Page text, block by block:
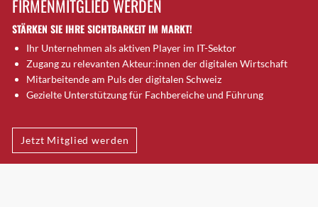
Brütten
Bubendorf
Bubikon
Buchs (SG)
Burgdorf
Bülach
Cazis
Cham
FIRMENMITGLIED WERDEN
STÄRKEN SIE IHRE SICHTBARKEIT IM MARKT!
Ihr Unternehmen als aktiven Player im IT-Sektor
Zugang zu relevanten Akteur:innen der digitalen Wirtschaft
Mitarbeitende am Puls der digitalen Schweiz
Gezielte Unterstützung für Fachbereiche und Führung
Jetzt Mitglied werden